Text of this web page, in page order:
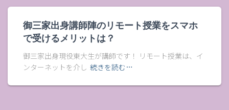
御三家出身講師陣のリモート授業をスマホ
で受けるメリットは？
御三家出身現役東大生が講師です！ リモート授業は、イ
ンターネットを介し 続きを読む…